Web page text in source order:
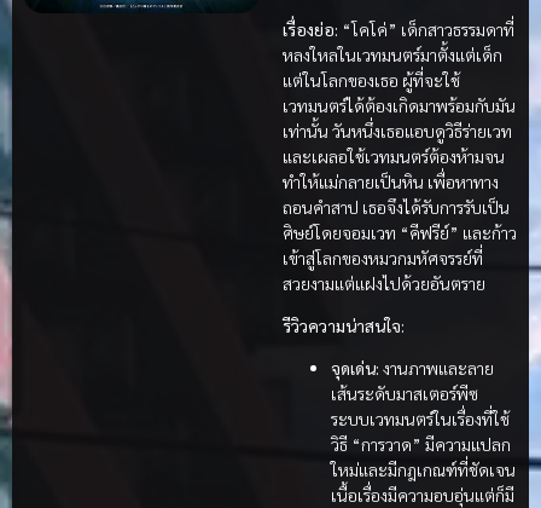
เรื่องย่อ: “โคโค่” เด็กสาวธรรมดาที่
หลงใหลในเวทมนตร์มาตั้งแต่เด็ก
แต่ในโลกของเธอ ผู้ที่จะใช้
เวทมนตร์ได้ต้องเกิดมาพร้อมกับมัน
เท่านั้น วันหนึ่งเธอแอบดูวิธีร่ายเวท
และเผลอใช้เวทมนตร์ต้องห้ามจน
ทำให้แม่กลายเป็นหิน เพื่อหาทาง
ถอนคำสาป เธอจึงได้รับการรับเป็น
ศิษย์โดยจอมเวท “คีฟรีย์” และก้าว
เข้าสู่โลกของหมวกมหัศจรรย์ที่
สวยงามแต่แฝงไปด้วยอันตราย
รีวิวความน่าสนใจ:
จุดเด่น: งานภาพและลาย
เส้นระดับมาสเตอร์พีซ
ระบบเวทมนตร์ในเรื่องที่ใช้
วิธี “การวาด” มีความแปลก
ใหม่และมีกฎเกณฑ์ที่ชัดเจน
เนื้อเรื่องมีความอบอุ่นแต่ก็มี